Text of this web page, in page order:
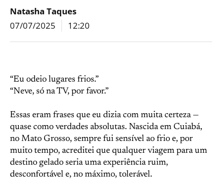
Natasha Taques
07/07/2025
12:20
“Eu odeio lugares frios.”
“Neve, só na TV, por favor.”
Essas eram frases que eu dizia com muita certeza —
quase como verdades absolutas. Nascida em Cuiabá,
no Mato Grosso, sempre fui sensível ao frio e, por
muito tempo, acreditei que qualquer viagem para um
destino gelado seria uma experiência ruim,
desconfortável e, no máximo, tolerável.